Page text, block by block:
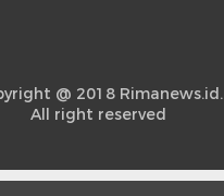
@ 2018 Rimanews.id.
All right reserved